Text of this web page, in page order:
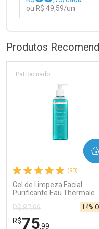
ou R$ 49,59/un
Laboratório
Ativar Desconto
Comprar sem
Por Menos
Comprar sem
Produtos
(93)
Gel de Limpeza Facial
Purificante Eau Thermale
Avène Cleanance 300g
Patrocinado
R$ 87,99
R$75,99
14%
COMPRAR